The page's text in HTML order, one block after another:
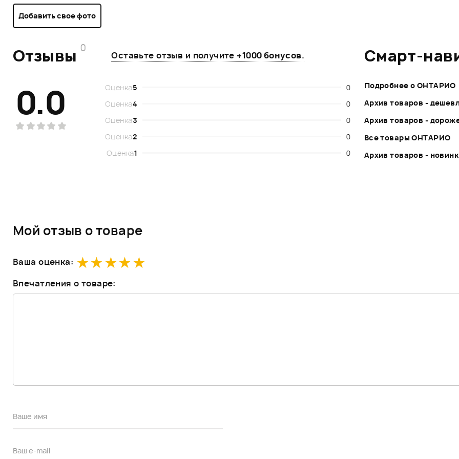
Добавить свое фото
Отзывы 0
Оставьте отзыв и получите +1000 бонусов.
0.0 Оценка5
0
Оценка4
0
Оценка3
0
Оценка2
0
Оценка1 0
Смарт-
Подробнее о ОНТАРИО
Архив товаров -
Архив товаров -
Все товары ОНТАРИО
Архив товаров -
Мой отзыв о товаре
Ваша оценка:
Впечатления о товаре: